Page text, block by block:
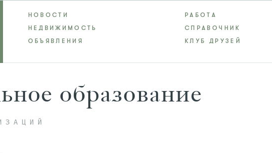
НОВОСТИ
РАБОТА
НЕДВИЖИМОСТЬ
СПРАВОЧНИК
ОБЪЯВЛЕНИЯ
КЛУБ ДРУЗЕЙ
образование